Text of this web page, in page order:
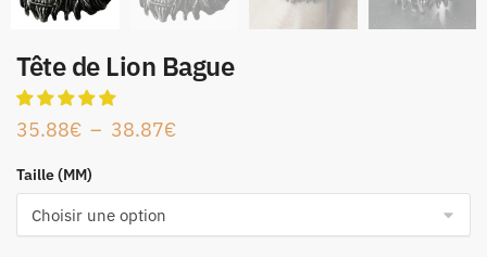
Tête de Lion Bague
35.88€ – 38.87€
Taille (MM)